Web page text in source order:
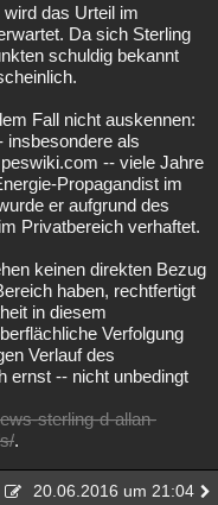
das Urteil im
Da sich Sterling
schuldig bekannt
Fall nicht auskennen:
insbesondere als
-- viele Jahre
Propagandist im
er aufgrund des
Privatbereich verhaftet.
keinen direkten Bezug
haben, rechtfertigt
in diesem
Verfolgung
Verlauf des
ernst -- nicht unbedingt
sterling-d-allan-
.
20.06.2016 um 21:04